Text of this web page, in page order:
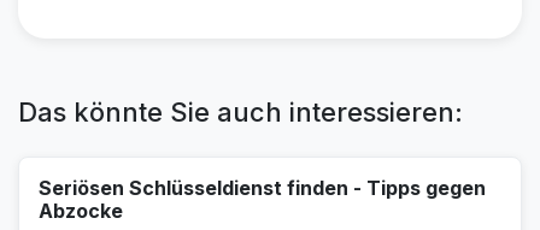
Das könnte Sie auch interessieren:
Seriösen Schlüsseldienst finden - Tipps gegen
Abzocke